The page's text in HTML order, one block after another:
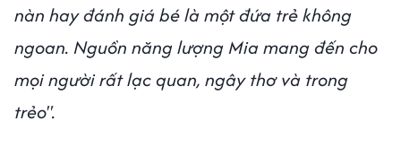
nàn hay đánh giá bé là một đứa trẻ không
ngoan. Nguồn năng lượng Mia mang đến cho
mọi người rất lạc quan, ngây thơ và trong
trẻo".